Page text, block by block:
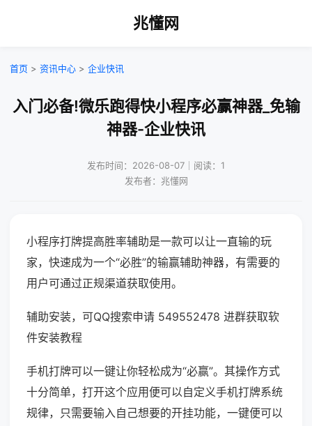
兆懂网
首页 > 资讯中心 > 企业快讯
入门必备!微乐跑得快小程序必赢神器_免输
神器-企业快讯
发布时间：2026-08-07｜阅读：1
发布者：兆懂网
小程序打牌提高胜率辅助是一款可以让一直输的玩
家，快速成为一个“必胜”的输赢辅助神器，有需要的
用户可通过正规渠道获取使用。
辅助安装，可QQ搜索申请 549552478 进群获取软
件安装教程
手机打牌可以一键让你轻松成为“必赢”。其操作方式
十分简单，打开这个应用便可以自定义手机打牌系统
规律，只需要输入自己想要的开挂功能，一键便可以